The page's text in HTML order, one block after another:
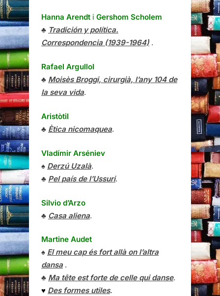
Hanna Arendt i Gershom Scholem
♣ Tradición y política.
Correspondencia (1939-1964) .
Rafael Argullol
♣ Moisès Broggi, cirurgià, l’any 104 de
la seva vida.
Aristòtil
♣ Ètica nicomaquea.
Vladímir Arséniev
♠ Derzú Uzalà.
♣ Pel país de l’Ussuri.
Silvio d’Arzo
♣ Casa aliena.
Martine Audet
♠ El meu cap és fort allà on l’altra
dansa.
♣ Ma tête est forte de celle qui danse.
♥ Des formes utiles.